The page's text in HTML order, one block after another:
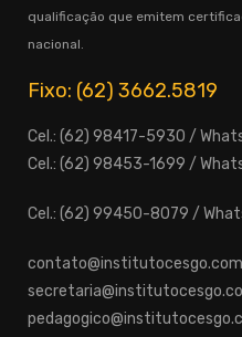
qualificação que emitem
nacional.
Fixo: (62) 3662.5819
Cel.: (62) 98417-5930 /
Cel.: (62) 98453-1699 /
Cel.: (62) 99450-8079 /